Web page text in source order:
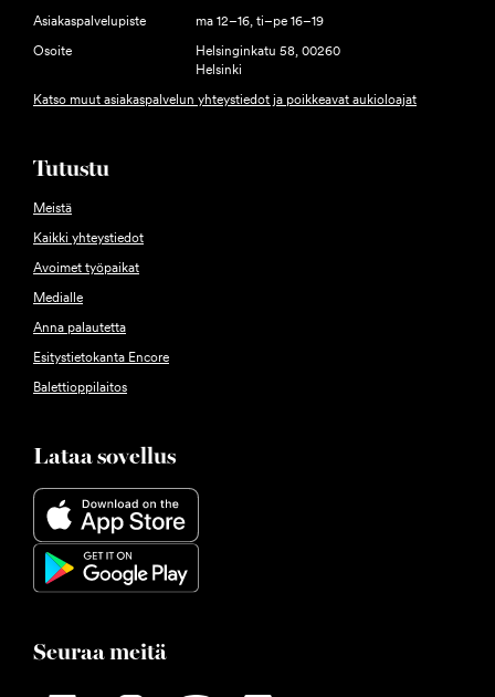
Asiakaspalvelupiste
ma 12–16, ti–pe 16–19
Osoite
Helsinginkatu 58, 00260
Helsinki
Katso muut asiakaspalvelun yhteystiedot ja poikkeavat aukioloajat
Tutustu
Meistä
Kaikki yhteystiedot
Avoimet työpaikat
Medialle
Anna palautetta
Esitystietokanta Encore
Balettioppilaitos
Lataa sovellus
Seuraa meitä